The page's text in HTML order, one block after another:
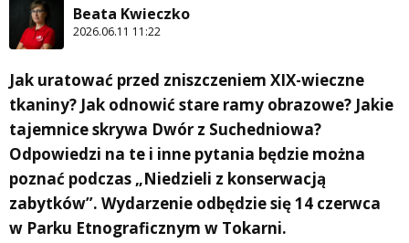
Beata Kwieczko
2026.06.11 11:22
Jak uratować przed zniszczeniem XIX-wieczne
tkaniny? Jak odnowić stare ramy obrazowe? Jakie
tajemnice skrywa Dwór z Suchedniowa?
Odpowiedzi na te i inne pytania będzie można
poznać podczas „Niedzieli z konserwacją
zabytków”. Wydarzenie odbędzie się 14 czerwca
w Parku Etnograficznym w Tokarni.